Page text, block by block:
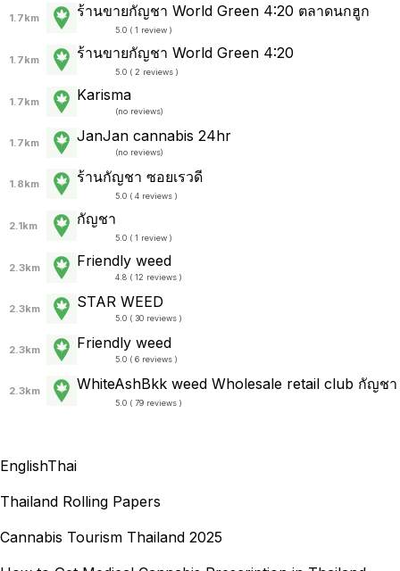
1.7km ร้านขายกัญชา World Green 4:20 ตลาดนกฮูก
5.0 ( 1 review )
1.7km ร้านขายกัญชา World Green 4:20
5.0 ( 2 reviews )
1.7km Karisma
(no reviews)
1.7km JanJan cannabis 24hr
(no reviews)
1.8km ร้านกัญชา ซอยเรวดี
5.0 ( 4 reviews )
2.1km กัญชา
5.0 ( 1 review )
2.3km Friendly weed
4.8 ( 12 reviews )
2.3km STAR WEED
5.0 ( 30 reviews )
2.3km Friendly weed
5.0 ( 6 reviews )
2.3km WhiteAshBkk weed Wholesale retail club กัญชา
5.0 ( 79 reviews )
EnglishThai
Thailand Rolling Papers
Cannabis Tourism Thailand 2025